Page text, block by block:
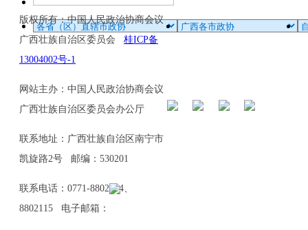
版权所有：中国人民政治协商会议
广西壮族自治区委员会 桂ICP备
13004002号-1
网站主办：中国人民政治协商会议
广西壮族自治区委员会办公厅
联系地址：广西壮族自治区南宁市
凯旋路2号 邮编：530201
联系电话：0771-8802114、
8802115 电子邮箱：